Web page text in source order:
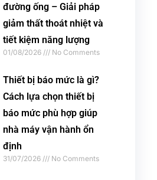
đường ống – Giải pháp
giảm thất thoát nhiệt và
tiết kiệm năng lượng
01/08/2026 No Comments
Thiết bị báo mức là gì?
Cách lựa chọn thiết bị
báo mức phù hợp giúp
nhà máy vận hành ổn
định
31/07/2026 No Comments